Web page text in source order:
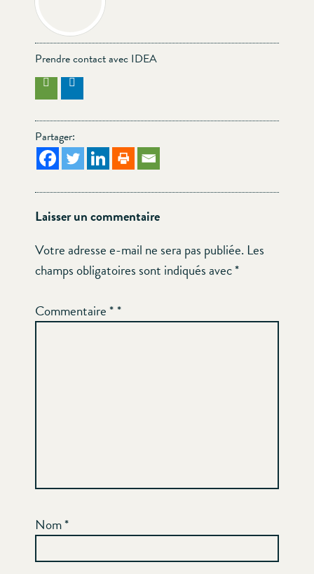
Prendre contact avec IDEA
Partager:
Laisser un commentaire
Votre adresse e-mail ne sera pas publiée. Les
champs obligatoires sont indiqués avec*
Commentaire*
Nom*